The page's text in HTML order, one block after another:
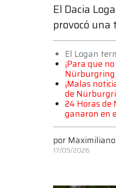
El Dacia
provocó una
El Logan
¡Para que
Nürburgring
¡Malas
de
24 Horas de
ganaron en
por
17/05/2026